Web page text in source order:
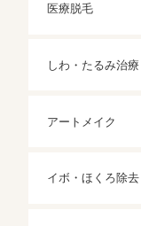
医療脱毛
しわ・たるみ治療
アートメイク
イボ・ほくろ除去